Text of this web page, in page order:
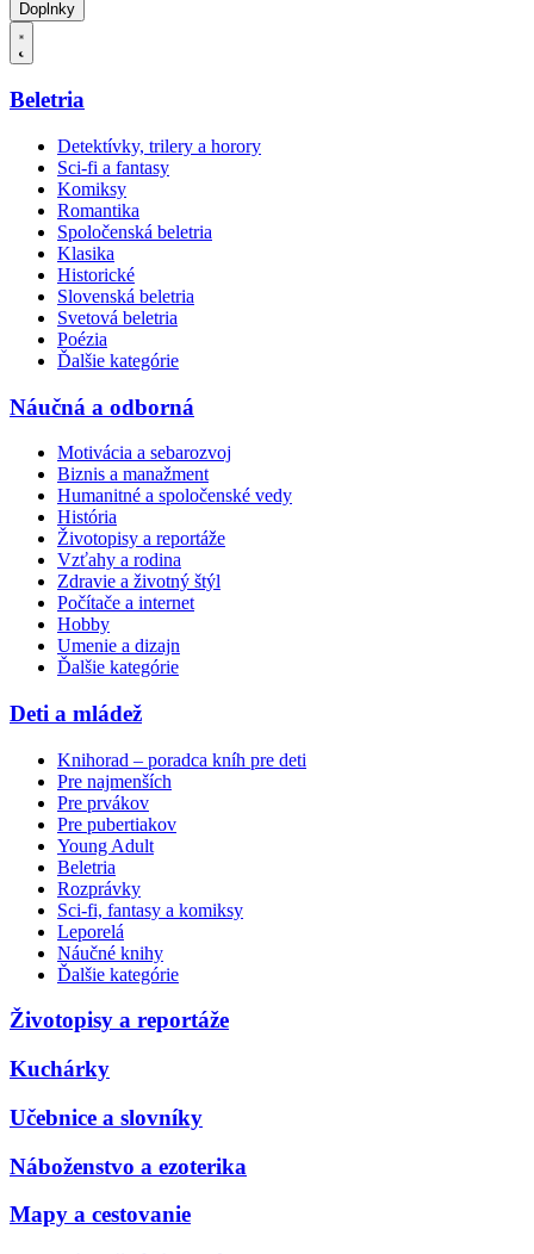
Doplnky
Beletria
Detektívky, trilery a horory
Sci-fi a fantasy
Komiksy
Romantika
Spoločenská beletria
Klasika
Historické
Slovenská beletria
Svetová beletria
Poézia
Ďalšie kategórie
Náučná a odborná
Motivácia a sebarozvoj
Biznis a manažment
Humanitné a spoločenské vedy
História
Životopisy a reportáže
Vzťahy a rodina
Zdravie a životný štýl
Počítače a internet
Hobby
Umenie a dizajn
Ďalšie kategórie
Deti a mládež
Knihorad – poradca kníh pre deti
Pre najmenších
Pre prvákov
Pre pubertiakov
Young Adult
Beletria
Rozprávky
Sci-fi, fantasy a komiksy
Leporelá
Náučné knihy
Ďalšie kategórie
Životopisy a reportáže
Kuchárky
Učebnice a slovníky
Náboženstvo a ezoterika
Mapy a cestovanie